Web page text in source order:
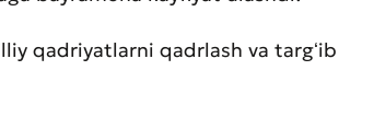
qadriyatlarni qadrlash va targʻib